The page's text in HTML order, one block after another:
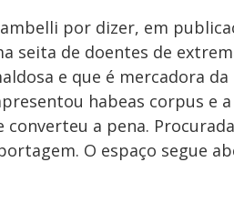
por dizer, em
seita de doentes de
e que é mercadora da
habeas corpus e
a pena.
O espaço segue